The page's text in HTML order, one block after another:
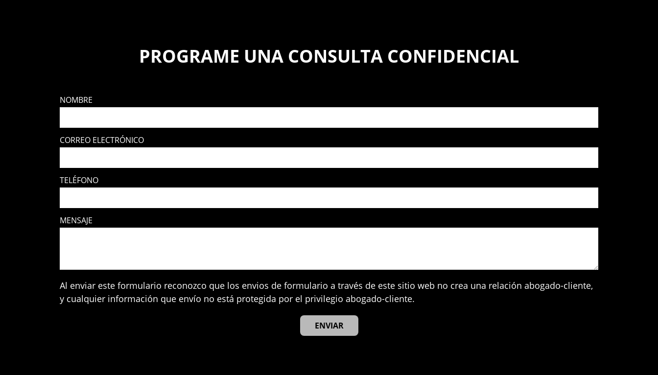
PROGRAME UNA CONSULTA CONFIDENCIAL
NOMBRE
CORREO ELECTRÓNICO
TELÉFONO
MENSAJE
Al enviar este formulario reconozco que los envios de formulario a través de este sitio web no crea una relación abogado-cliente,
y cualquier información que envío no está protegida por el privilegio abogado-cliente.